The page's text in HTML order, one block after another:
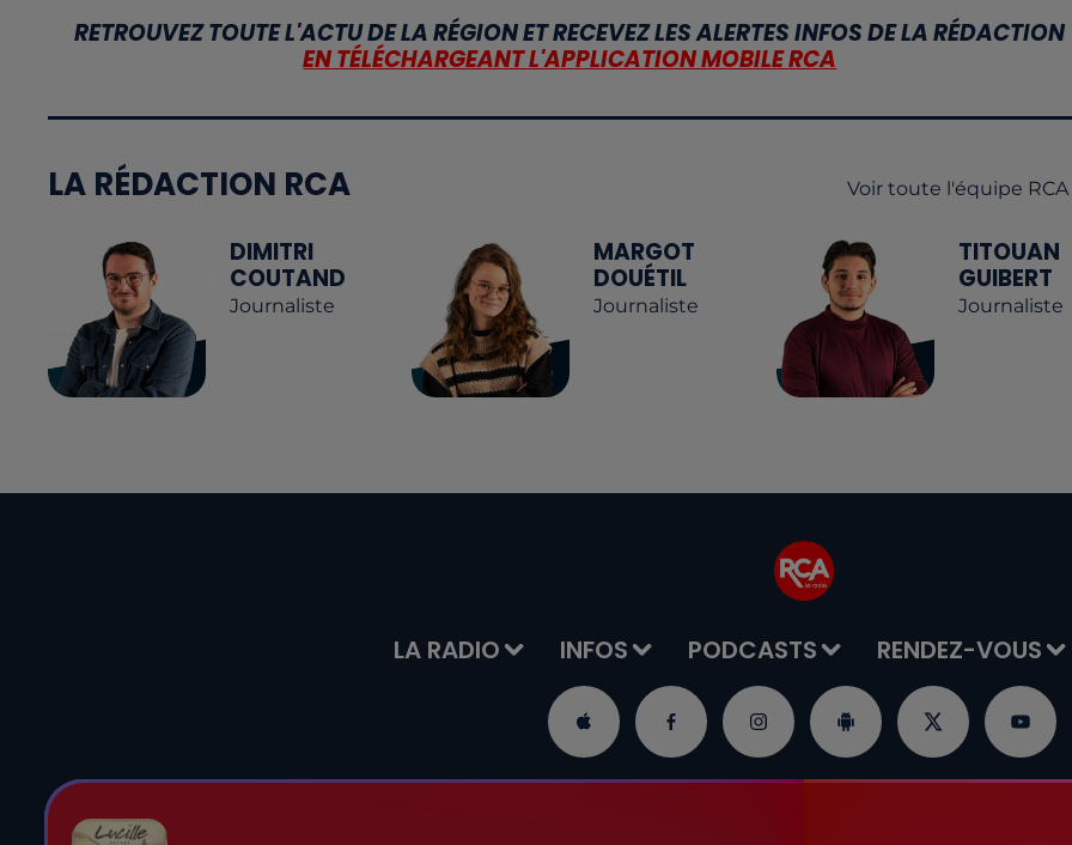
RETROUVEZ TOUTE L'ACTU DE LA RÉGION ET RECEVEZ LES ALERTES INFOS DE LA RÉDACTION
EN TÉLÉCHARGEANT L'APPLICATION MOBILE RCA
LA RÉDACTION RCA Voir toute l'équipe RCA
DIMITRI
COUTAND
Journaliste
MARGOT
DOUÉTIL
Journaliste
TITOUAN
GUIBERT
Journaliste
LA RADIO INFOS PODCASTS RENDEZ-VOUS